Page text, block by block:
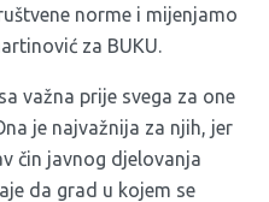
norme i mijenjamo
za BUKU.
važna prije svega za one
je najvažnija za njih, jer
čin javnog djelovanja
da grad u kojem se